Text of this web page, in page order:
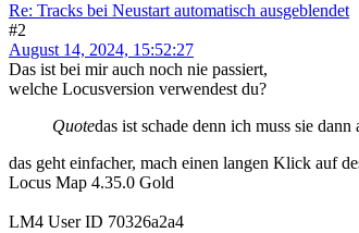
Re: Tracks bei Neustart automatisch ausgeblendet
#2
August 14, 2024, 15:52:27
Das ist bei mir auch noch nie passiert,
welche Locusversion verwendest du?
Quotedas ist schade denn ich muss sie
das geht einfacher, mach einen langen Klick auf
Locus Map 4.35.0 Gold
LM4 User ID 70326a2a4